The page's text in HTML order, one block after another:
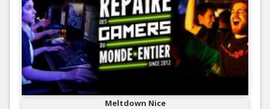
Meltdown Nice